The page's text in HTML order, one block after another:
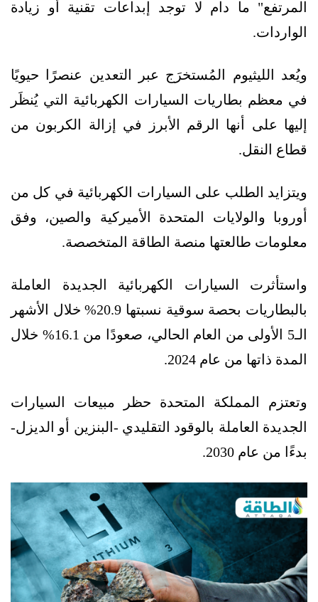
المرتفع" ما دام لا توجد إبداعات تقنية أو زيادة
الواردات.
ويُعد الليثيوم المُستخرَج عبر التعدين عنصرًا حيويًا
في معظم بطاريات السيارات الكهربائية التي يُنظَر
إليها على أنها الرقم الأبرز في إزالة الكربون من
قطاع النقل.
ويتزايد الطلب على السيارات الكهربائية في كل من
أوروبا والولايات المتحدة الأميركية والصين، وفق
معلومات طالعتها منصة الطاقة المتخصصة.
واستأثرت السيارات الكهربائية الجديدة العاملة
بالبطاريات بحصة سوقية نسبتها 20.9% خلال الأشهر
الـ5 الأولى من العام الحالي، صعودًا من 16.1% خلال
المدة ذاتها من عام 2024.
وتعتزم المملكة المتحدة حظر مبيعات السيارات
الجديدة العاملة بالوقود التقليدي -البنزين أو الديزل-
بدءًا من عام 2030.